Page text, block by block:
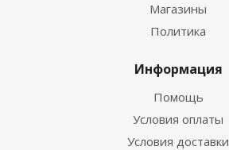
Магазины
Политика
Информация
Помощь
Условия оплаты
Условия доставки